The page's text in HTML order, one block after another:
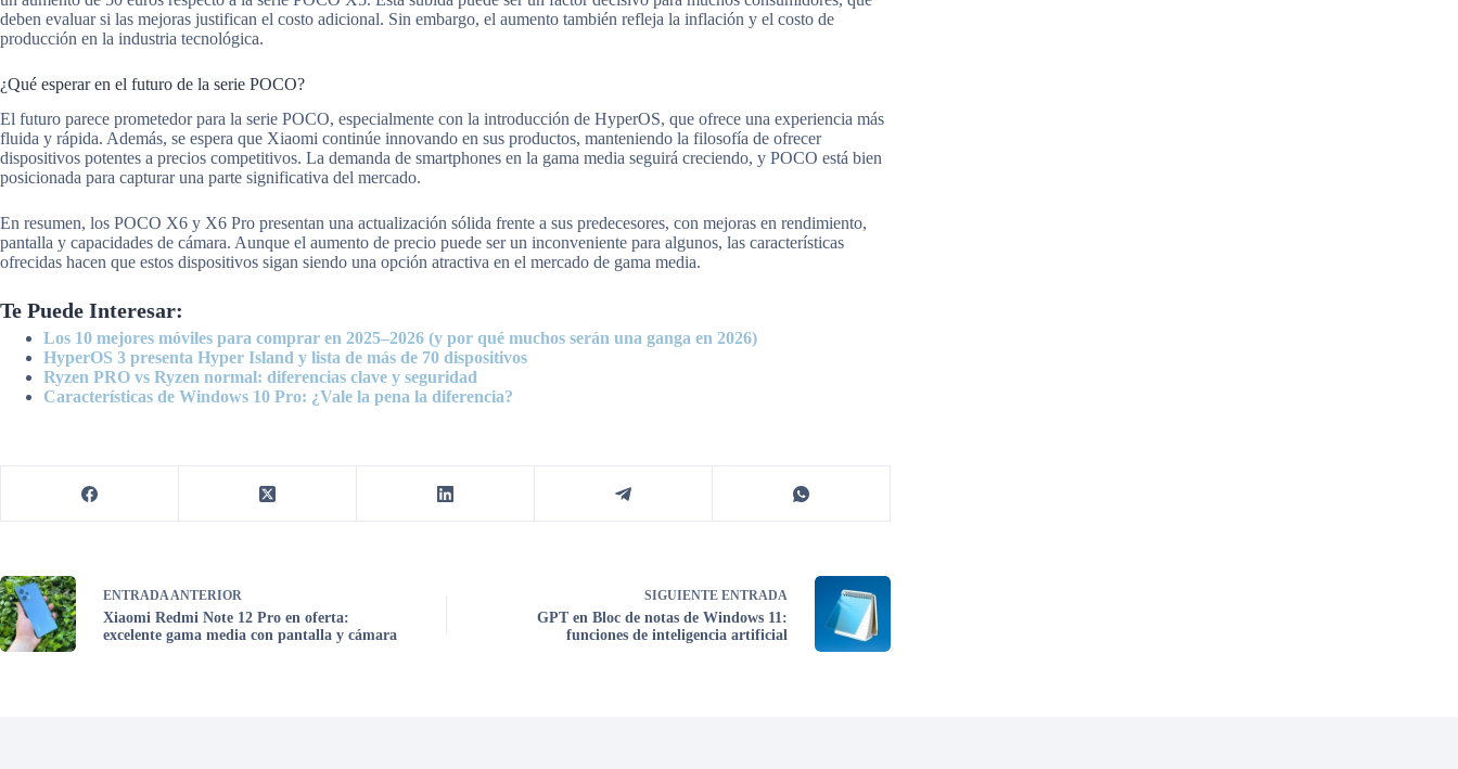
deben evaluar si las mejoras justifican el costo adicional. Sin embargo, el aumento también refleja la inflación y el costo de
producción en la industria tecnológica.
¿Qué esperar en el futuro de la serie POCO?
El futuro parece prometedor para la serie POCO, especialmente con la introducción de HyperOS, que ofrece una experiencia más
fluida y rápida. Además, se espera que Xiaomi continúe innovando en sus productos, manteniendo la filosofía de ofrecer
dispositivos potentes a precios competitivos. La demanda de smartphones en la gama media seguirá creciendo, y POCO está bien
posicionada para capturar una parte significativa del mercado.
En resumen, los POCO X6 y X6 Pro presentan una actualización sólida frente a sus predecesores, con mejoras en rendimiento,
pantalla y capacidades de cámara. Aunque el aumento de precio puede ser un inconveniente para algunos, las características
ofrecidas hacen que estos dispositivos sigan siendo una opción atractiva en el mercado de gama media.
Te Puede Interesar:
Los 10 mejores móviles para comprar en 2025–2026 (y por qué muchos serán una ganga en 2026)
HyperOS 3 presenta Hyper Island y lista de más de 70 dispositivos
Ryzen PRO vs Ryzen normal: diferencias clave y seguridad
Características de Windows 10 Pro: ¿Vale la pena la diferencia?
ENTRADAANTERIOR
Xiaomi Redmi Note 12 Pro en oferta:
excelente gama media con pantalla y cámara
SIGUIENTEENTRADA
GPT en Bloc de notas de Windows 11:
funciones de inteligencia artificial